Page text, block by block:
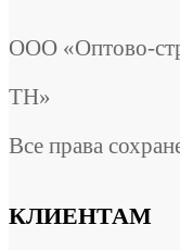
ООО «Оптово-
ТН»
Все права
КЛИЕНТАМ